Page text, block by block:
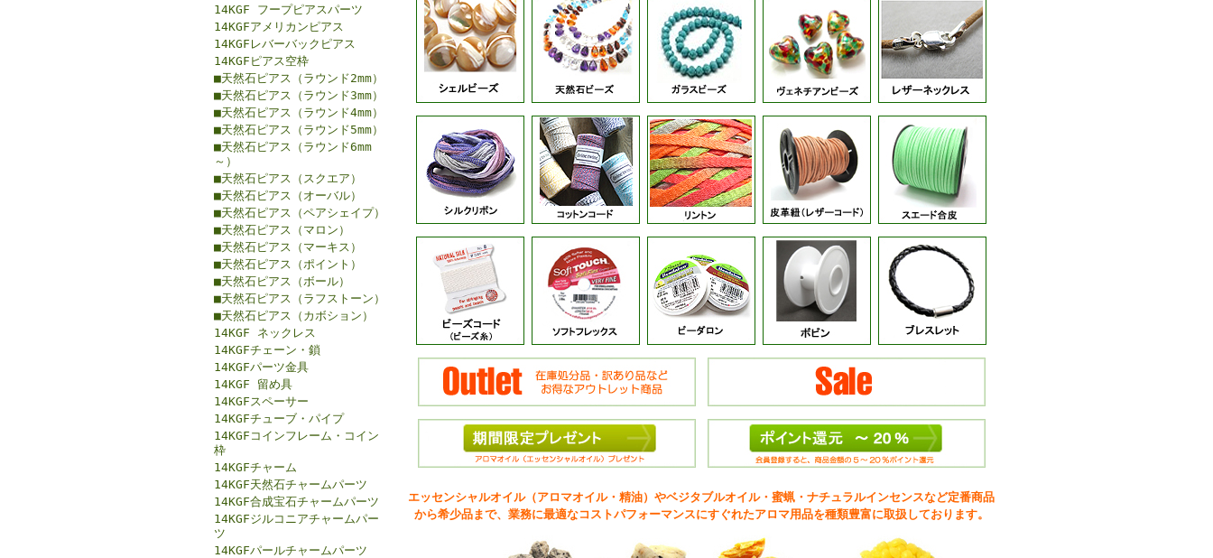
14KGF フープピアスパーツ
14KGFアメリカンピアス
14KGFレバーバックピアス
14KGFピアス空枠
■天然石ピアス（ラウンド2mm）
■天然石ピアス（ラウンド3mm）
■天然石ピアス（ラウンド4mm）
■天然石ピアス（ラウンド5mm）
■天然石ピアス（ラウンド6mm
～）
■天然石ピアス（スクエア）
■天然石ピアス（オーバル）
■天然石ピアス（ペアシェイプ）
■天然石ピアス（マロン）
■天然石ピアス（マーキス）
■天然石ピアス（ポイント）
■天然石ピアス（ボール）
■天然石ピアス（ラフストーン）
■天然石ピアス（カボション）
14KGF ネックレス
14KGFチェーン・鎖
14KGFパーツ金具
14KGF 留め具
14KGFスペーサー
14KGFチューブ・パイプ
14KGFコインフレーム・コイン
枠
14KGFチャーム
14KGF天然石チャームパーツ
14KGF合成宝石チャームパーツ
14KGFジルコニアチャームパー
ツ
14KGFパールチャームパーツ
エッセンシャルオイル（アロマオイル・精油）やベジタブルオイル・蜜蝋・ナチュラルインセンスなど定番商品
から希少品まで、業務に最適なコストパフォーマンスにすぐれたアロマ用品を種類豊富に取扱しております。